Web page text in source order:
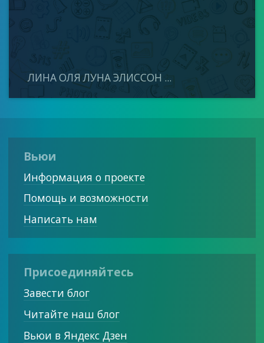
ЛИНА ОЛЯ ЛУНА ЭЛИССОН ...
Вьюи
Информация о проекте
Помощь и возможности
Написать нам
Присоединяйтесь
Завести блог
Читайте наш блог
Вьюи в Яндекс Дзен